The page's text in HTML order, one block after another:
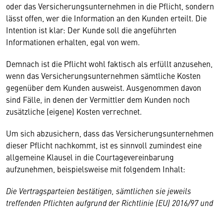
oder das Versicherungsunternehmen in die Pflicht, sondern
lässt offen, wer die Information an den Kunden erteilt. Die
Intention ist klar: Der Kunde soll die angeführten
Informationen erhalten, egal von wem.
Demnach ist die Pflicht wohl faktisch als erfüllt anzusehen,
wenn das Versicherungsunternehmen sämtliche Kosten
gegenüber dem Kunden ausweist. Ausgenommen davon
sind Fälle, in denen der Vermittler dem Kunden noch
zusätzliche (eigene) Kosten verrechnet.
Um sich abzusichern, dass das Versicherungsunternehmen
dieser Pflicht nachkommt, ist es sinnvoll zumindest eine
allgemeine Klausel in die Courtagevereinbarung
aufzunehmen, beispielsweise mit folgendem Inhalt:
Die Vertragsparteien bestätigen, sämtlichen sie jeweils
treffenden Pflichten aufgrund der Richtlinie (EU) 2016/97 und